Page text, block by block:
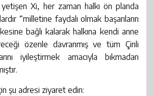
Xi, her zaman halkı ön planda
“milletine faydalı olmak başarıların
bağlı kalarak halkına kendi anne
özenle davranmış ve tüm Çinli
iyileştirmek amacıyla bıkmadan
şu adresi ziyaret edin: